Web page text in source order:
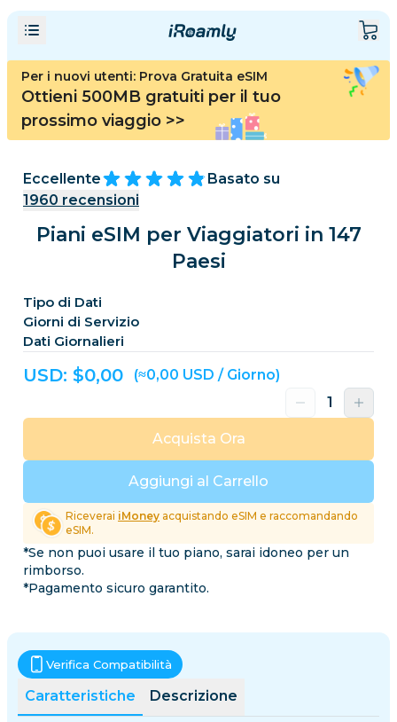
Per i nuovi utenti: Prova Gratuita eSIM
Ottieni 500MB gratuiti per il tuo
prossimo viaggio >>
Eccellente
Basato su
1960 recensioni
Piani eSIM per Viaggiatori in 147
Paesi
Tipo di Dati
Giorni di Servizio
Dati Giornalieri
USD: $0,00 (≈0,00 USD / Giorno)
Aggiungi al Carrello
Acquista Ora
Riceverai iMoney acquistando eSIM e raccomandando
eSIM.
*Se non puoi usare il tuo piano, sarai idoneo per un
rimborso.
*Pagamento sicuro garantito.
Caratteristiche Descrizione
Verifica Compatibilità